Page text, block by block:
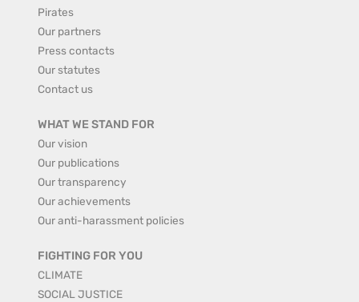
Pirates
Our partners
Press contacts
Our statutes
Contact us
WHAT WE STAND FOR
Our vision
Our publications
Our transparency
Our achievements
Our anti-harassment policies
FIGHTING FOR YOU
CLIMATE
SOCIAL JUSTICE